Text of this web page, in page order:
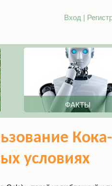
Вход |
ФАКТЫ
условиях